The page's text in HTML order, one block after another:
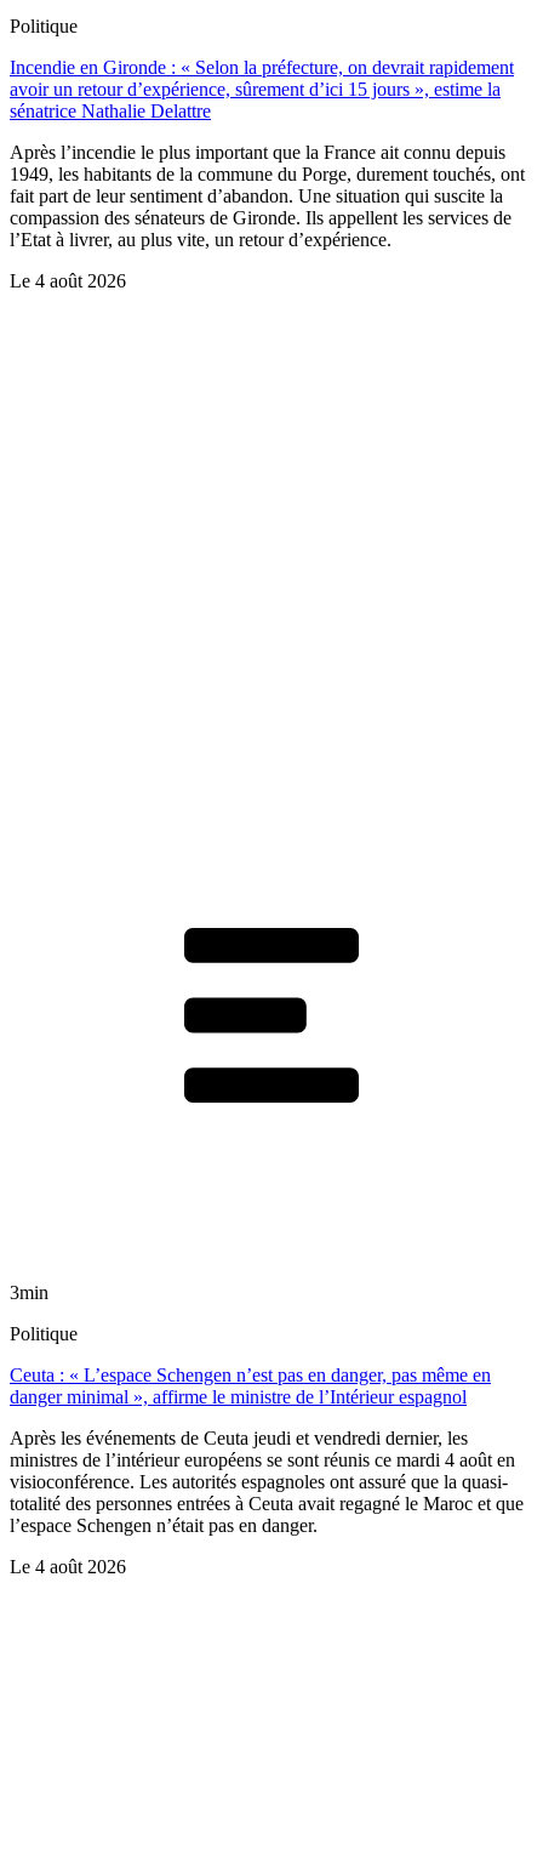
Politique
Incendie en Gironde : « Selon la préfecture, on devrait rapidement
avoir un retour d’expérience, sûrement d’ici 15 jours », estime la
sénatrice Nathalie Delattre
Après l’incendie le plus important que la France ait connu depuis
1949, les habitants de la commune du Porge, durement touchés, ont
fait part de leur sentiment d’abandon. Une situation qui suscite la
compassion des sénateurs de Gironde. Ils appellent les services de
l’Etat à livrer, au plus vite, un retour d’expérience.
Le 4 août 2026
3min
Politique
Ceuta : « L’espace Schengen n’est pas en danger, pas même en
danger minimal », affirme le ministre de l’Intérieur espagnol
Après les événements de Ceuta jeudi et vendredi dernier, les
ministres de l’intérieur européens se sont réunis ce mardi 4 août en
visioconférence. Les autorités espagnoles ont assuré que la quasi-
totalité des personnes entrées à Ceuta avait regagné le Maroc et que
l’espace Schengen n’était pas en danger.
Le 4 août 2026